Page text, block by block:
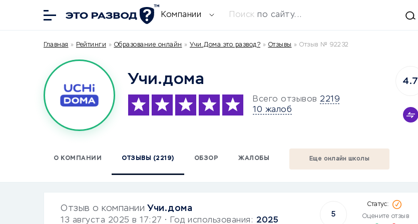
Компании Поиск по сайту...
Главная » Рейтинги » Образование онлайн » Учи.Дома это развод? » Отзывы » Отзыв № 92232
Учи.дома
Всего отзывов 2219
10 жалоб
4.7
О КОМПАНИИ ОТЗЫВЫ (2219) ОБЗОР ЖАЛОБЫ Еще онлайн школы
Отзыв о компании Учи.дома
13 августа 2025 в 17:27 • Год использования: 2025
5 Оцените отзыв